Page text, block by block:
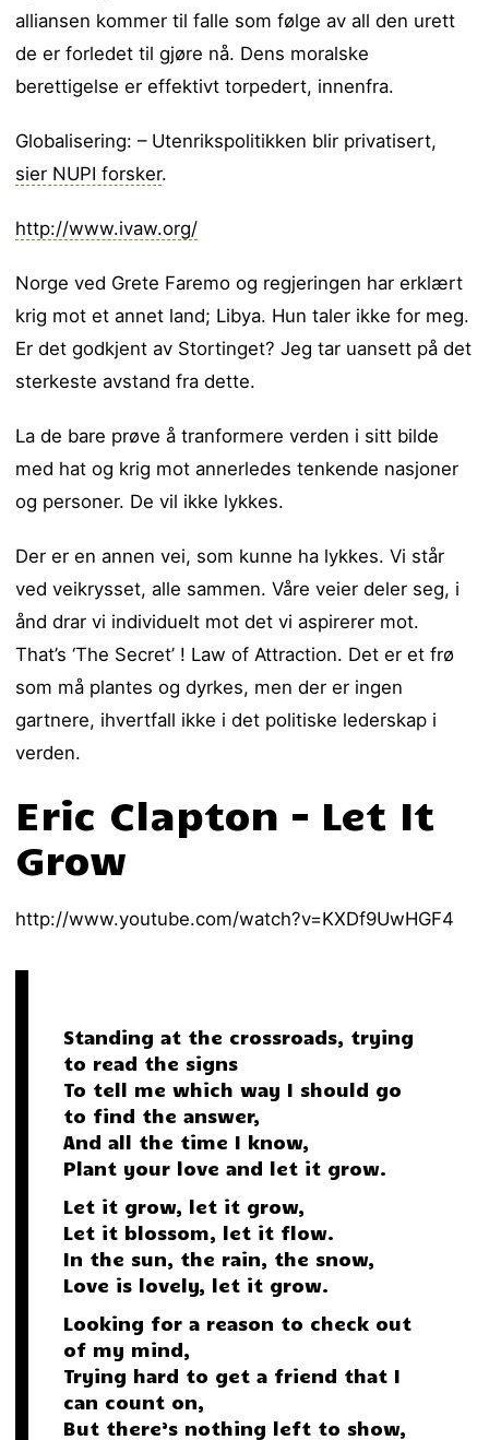
alliansen kommer til falle som følge av all den urett
de er forledet til gjøre nå. Dens moralske
berettigelse er effektivt torpedert, innenfra.
Globalisering: – Utenrikspolitikken blir privatisert,
sier NUPI forsker.
http://www.ivaw.org/
Norge ved Grete Faremo og regjeringen har erklært
krig mot et annet land; Libya. Hun taler ikke for meg.
Er det godkjent av Stortinget? Jeg tar uansett på det
sterkeste avstand fra dette.
La de bare prøve å tranformere verden i sitt bilde
med hat og krig mot annerledes tenkende nasjoner
og personer. De vil ikke lykkes.
Der er en annen vei, som kunne ha lykkes. Vi står
ved veikrysset, alle sammen. Våre veier deler seg, i
ånd drar vi individuelt mot det vi aspirerer mot.
That’s ‘The Secret’ ! Law of Attraction. Det er et frø
som må plantes og dyrkes, men der er ingen
gartnere, ihvertfall ikke i det politiske lederskap i
verden.
Eric Clapton – Let It
Grow
http://www.youtube.com/watch?v=KXDf9UwHGF4
Standing at the crossroads, trying
to read the signs
To tell me which way I should go
to find the answer,
And all the time I know,
Plant your love and let it grow.
Let it grow, let it grow,
Let it blossom, let it flow.
In the sun, the rain, the snow,
Love is lovely, let it grow.
Looking for a reason to check out
of my mind,
Trying hard to get a friend that I
can count on,
But there’s nothing left to show,